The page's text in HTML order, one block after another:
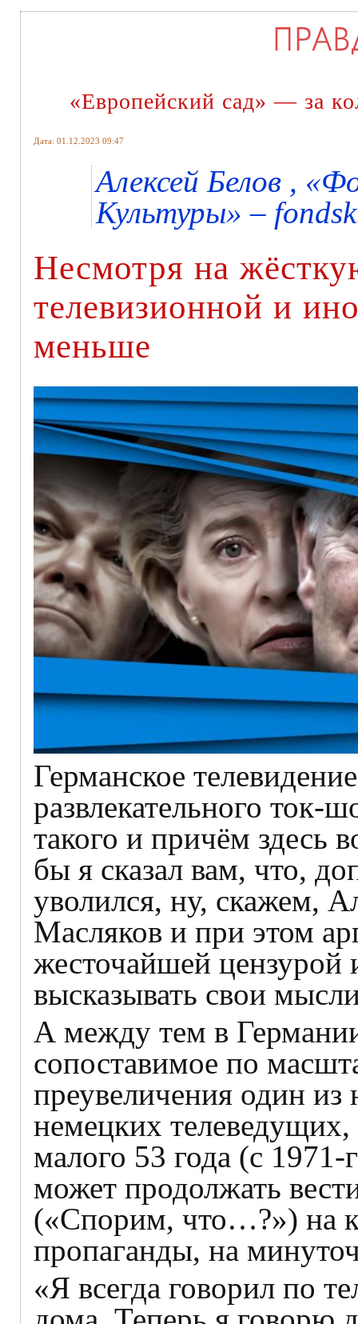
«Европейский сад» — за
Дата: 01.12.2023 09:47
Алексей Белов ,
Культуры» –
Несмотря на
телевизионной и
меньше
Германское
развлекательного ток-
такого и причём здесь
бы я сказал вам, что,
уволился, ну, скажем,
Масляков и при этом
жесточайшей
высказывать свои
А между тем в
сопоставимое по
преувеличения один
немецких
малого 53 года (с
может продолжать
(«Спорим, что…?») на
пропаганды, на
«Я всегда говорил по